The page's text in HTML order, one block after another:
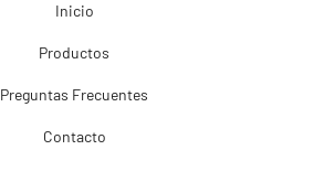
Inicio
Productos
Preguntas Frecuentes
Contacto